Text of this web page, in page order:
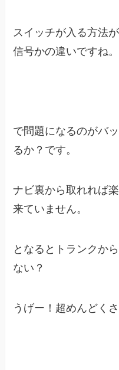
スイッチが入る方法
信号かの違いですね。
で問題になるのがバ
るか？です。
ナビ裏から取れれば
来ていません。
となるとトランクか
ない？
うげー！超めんどくさ